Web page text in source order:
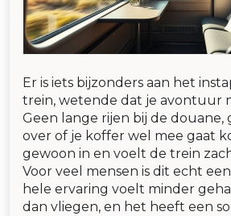
Er is iets bijzonders aan het
trein, wetende dat je avontuur
Geen lange rijen bij de douane,
over of je koffer wel mee gaat
gewoon in en voelt de trein
Voor veel mensen is dit echt
hele ervaring voelt minder
dan vliegen, en het heeft een